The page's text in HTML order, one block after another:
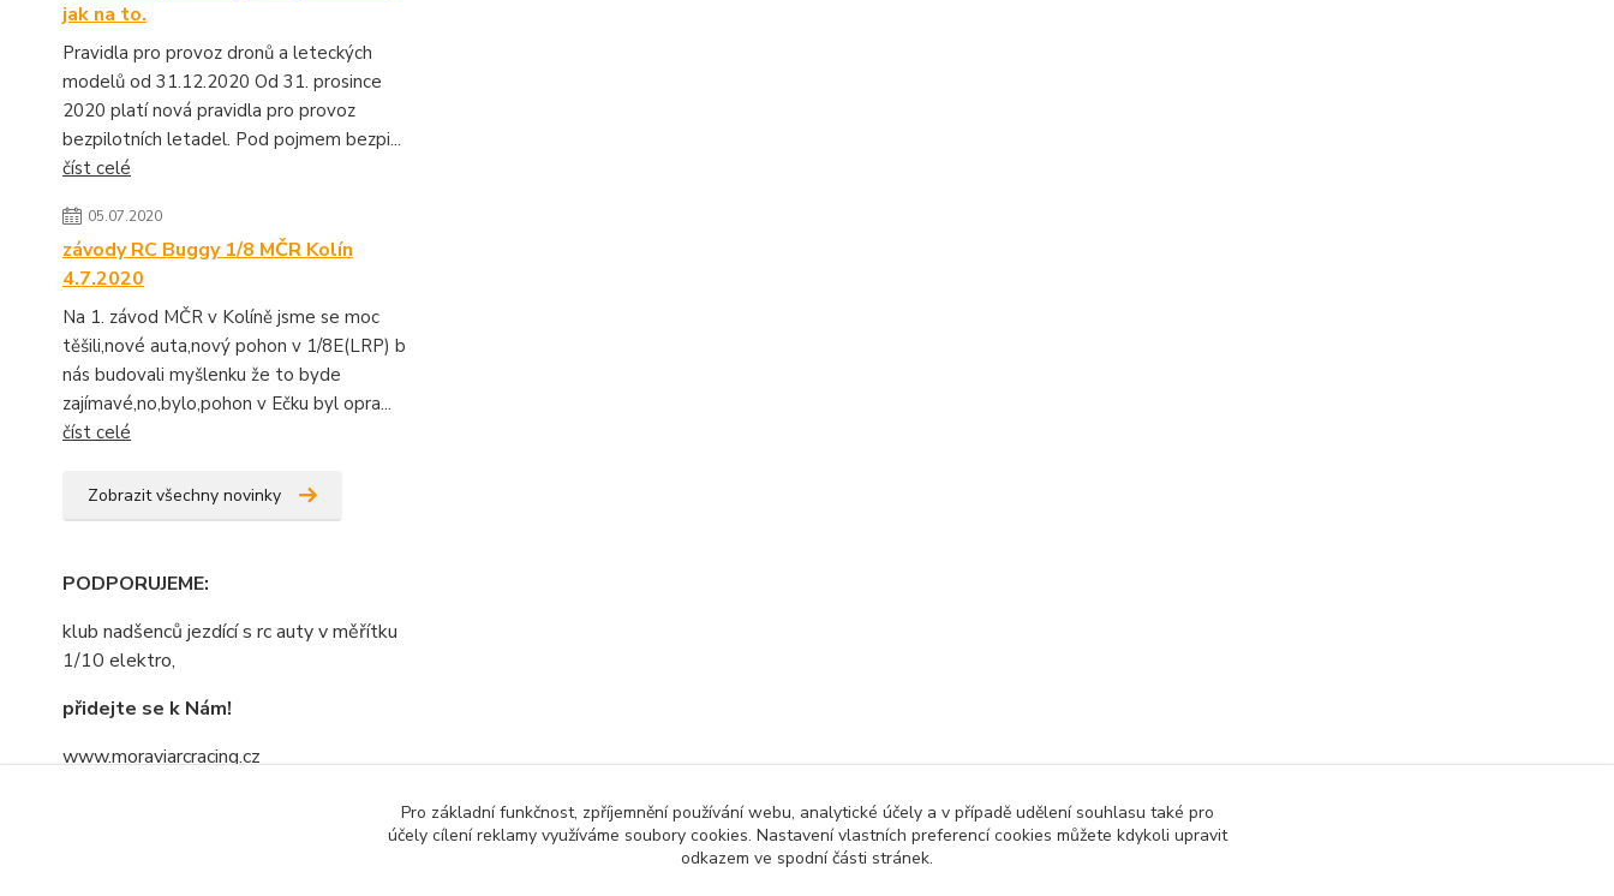
jak na to.
Pravidla pro provoz dronů a leteckých
modelů od 31.12.2020 Od 31. prosince
2020 platí nová pravidla pro provoz
bezpilotních letadel. Pod pojmem bezpi...
číst celé
05.07.2020
závody RC Buggy 1/8 MČR Kolín
4.7.2020
Na 1. závod MČR v Kolíně jsme se moc
těšili,nové auta,nový pohon v 1/8E(LRP) b
nás budovali myšlenku že to byde
zajímavé,no,bylo,pohon v Ečku byl opra...
číst celé
Zobrazit všechny novinky
PODPORUJEME:
klub nadšenců jezdící s rc auty v měřítku
1/10 elektro,
přidejte se k Nám!
www.moraviarcracing.cz
Pro základní funkčnost, zpříjemnění používání webu, analytické účely a v případě udělení souhlasu také pro
účely cílení reklamy využíváme soubory cookies. Nastavení vlastních preferencí cookies můžete kdykoli upravit
odkazem ve spodní části stránek.